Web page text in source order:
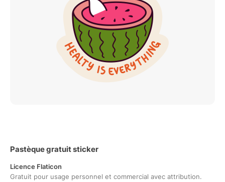
Pastèque gratuit sticker
Licence Flaticon
Gratuit pour usage personnel et commercial avec attribution.